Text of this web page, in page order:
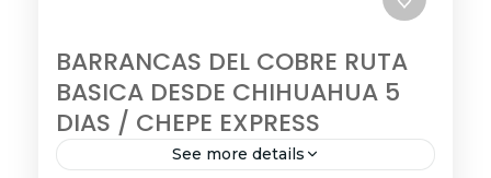
BARRANCAS DEL COBRE RUTA
BASICA DESDE CHIHUAHUA 5
DIAS / CHEPE EXPRESS
See more details